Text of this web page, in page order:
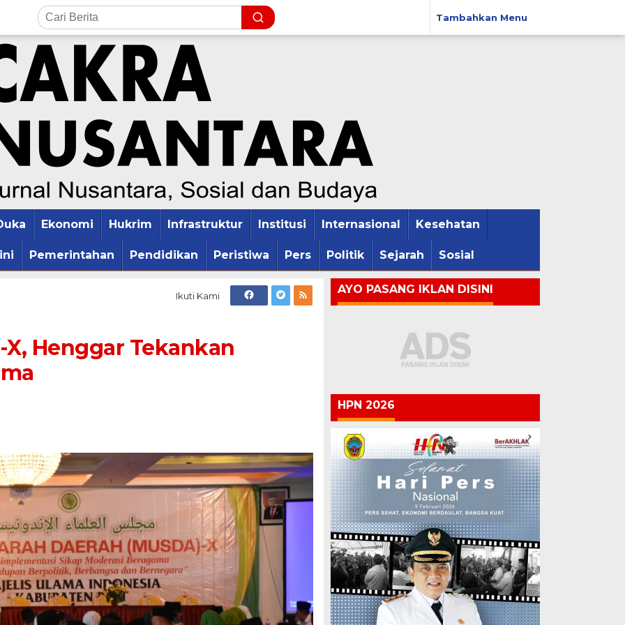
Tambahkan Menu
Ekonomi Hukrim Infrastruktur Institusi Internasional Kesehatan
Pemerintahan Pendidikan Peristiwa Pers Politik Sejarah Sosial
Ikuti Kami
Henggar Tekankan
AYO PASANG IKLAN DISINI
HPN 2026